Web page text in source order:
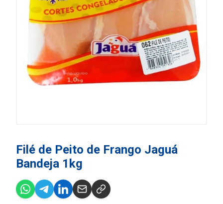
Filé de Peito de Frango Jaguá
Bandeja 1kg